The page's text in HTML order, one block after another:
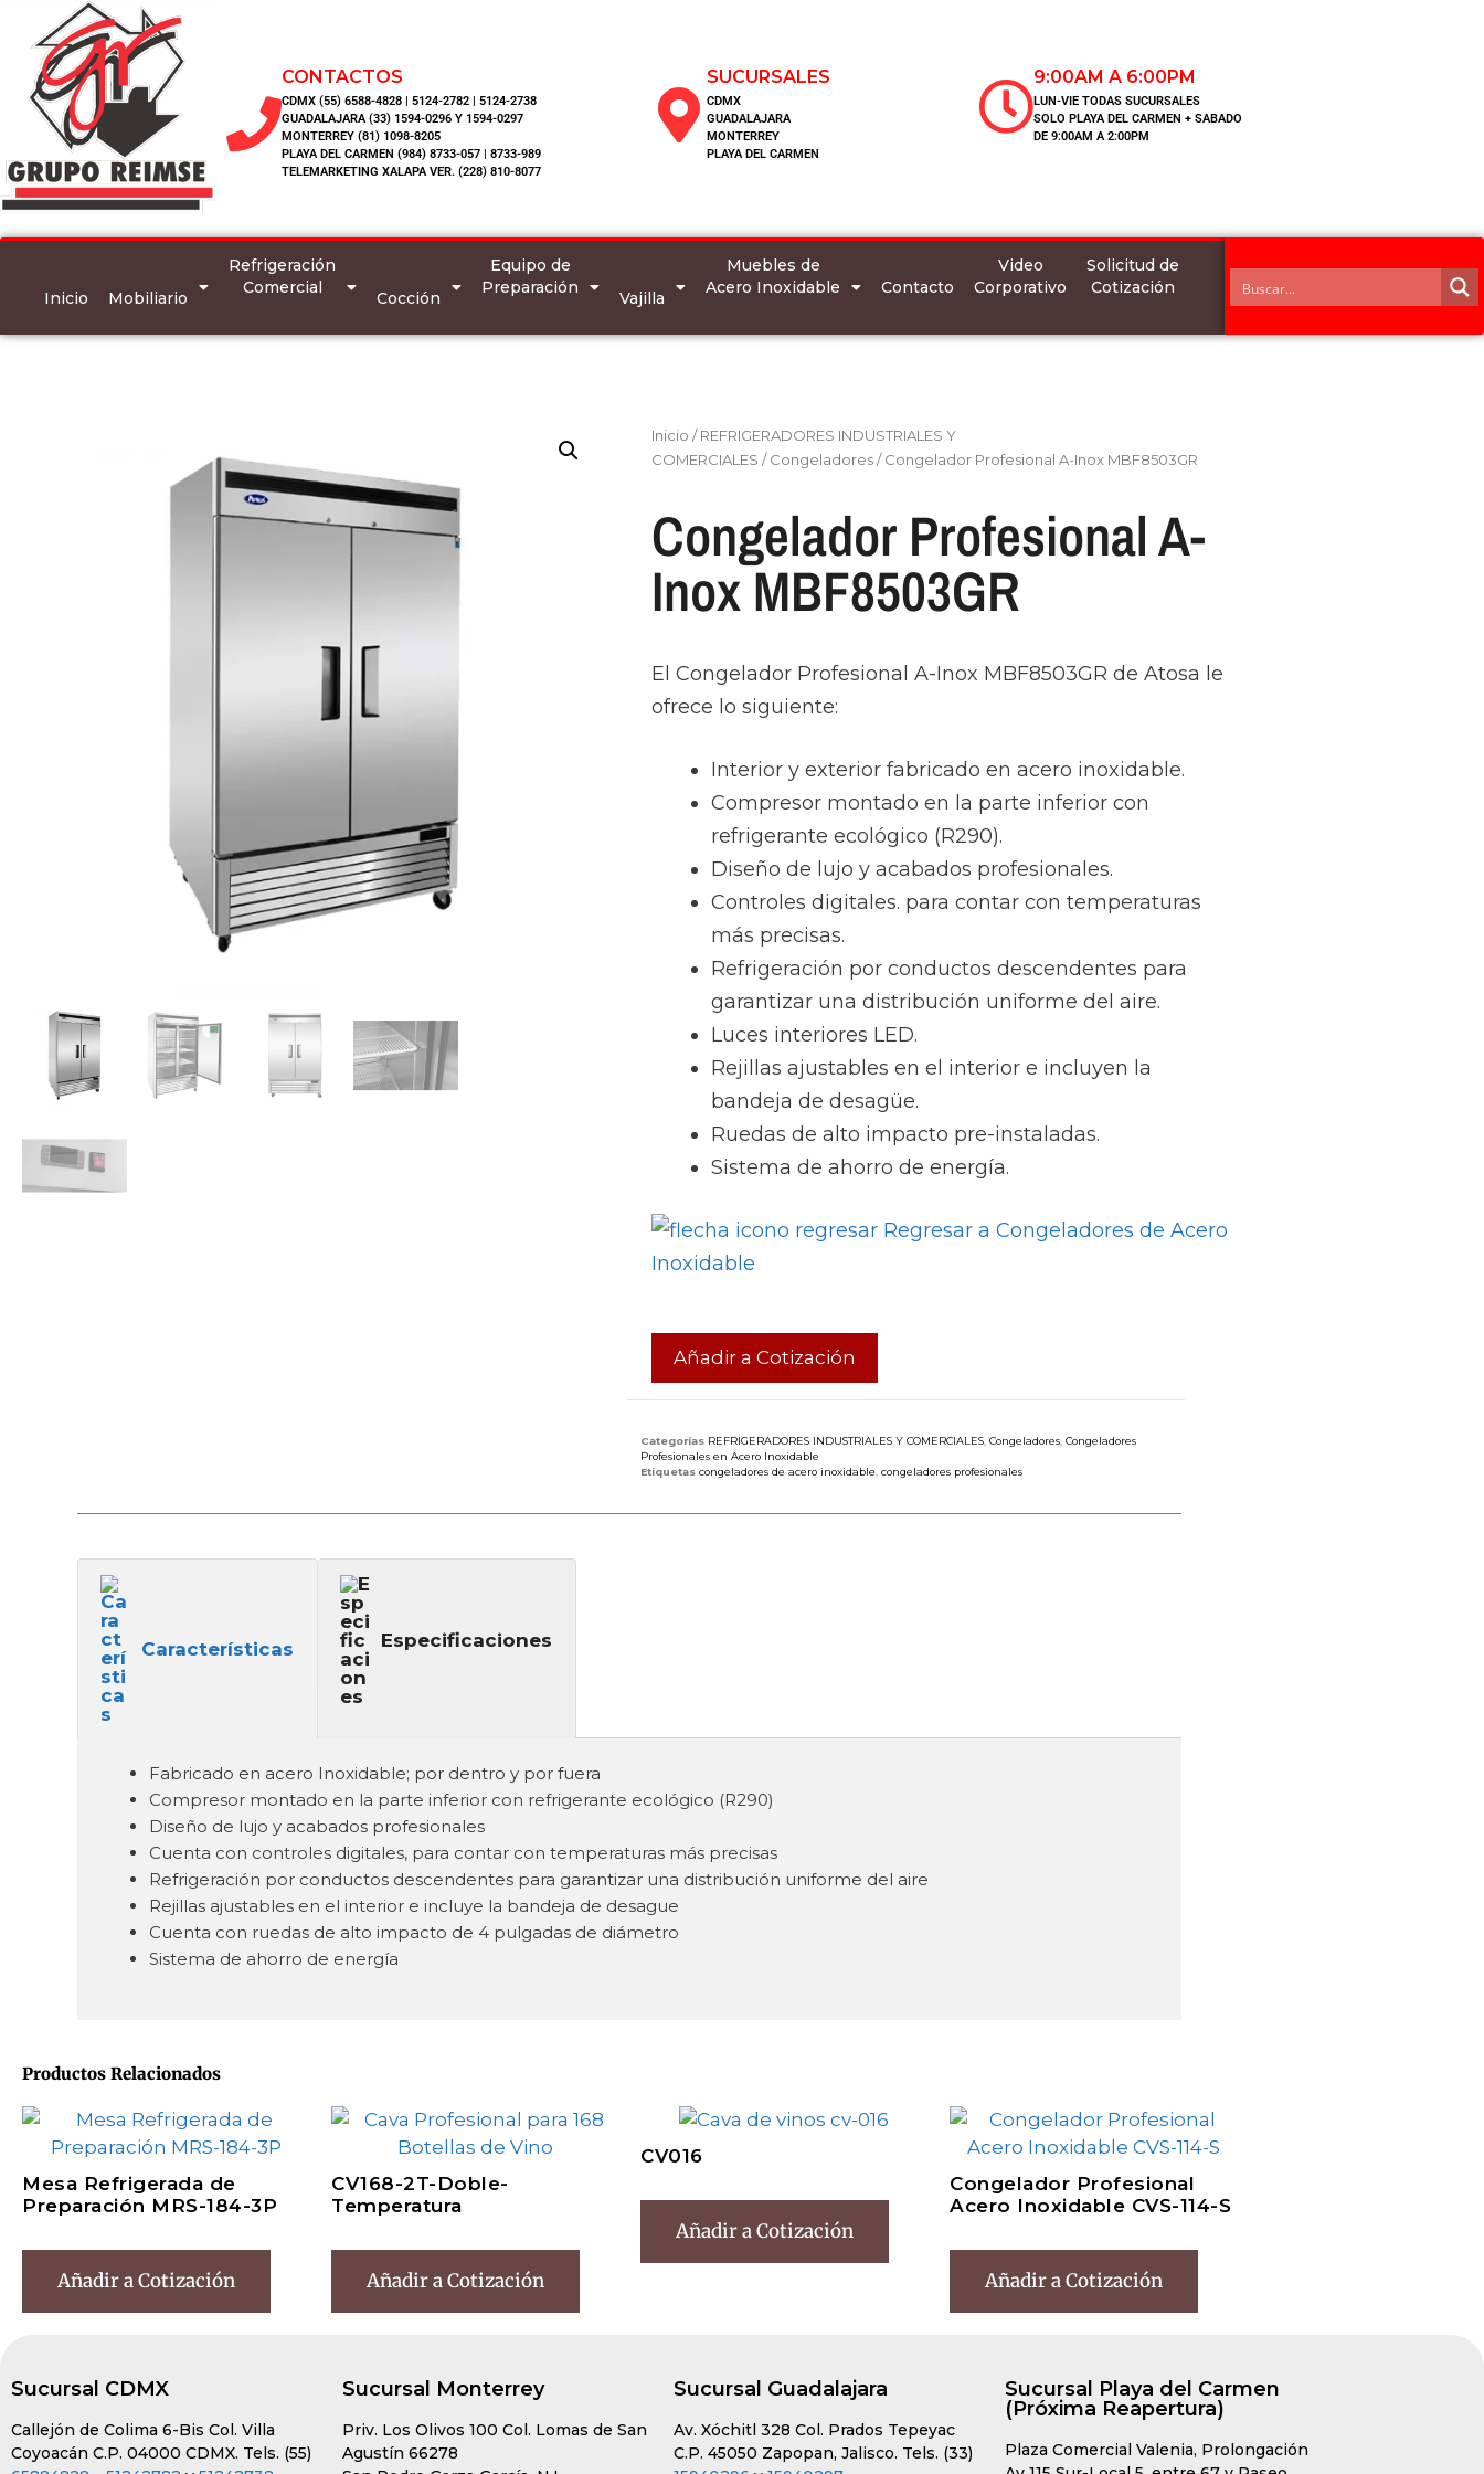
CONTACTOS
CDMX (55) 6588-4828 | 5124-2782 | 5124-2738
GUADALAJARA (33) 1594-0296 Y 1594-0297
MONTERREY (81) 1098-8205
PLAYA DEL CARMEN (984) 8733-057 | 8733-989
TELEMARKETING XALAPA VER. (228) 810-8077
SUCURSALES
CDMX
GUADALAJARA
MONTERREY
PLAYA DEL CARMEN
9:00AM A 6:00PM
LUN-VIE TODAS SUCURSALES
SOLO PLAYA DEL CARMEN + SABADO
DE 9:00AM A 2:00PM
Inicio Mobiliario
Refrigeración
Comercial
Cocción
Equipo de
Preparación
Vajilla
Muebles de
Acero Inoxidable
Contacto
Video
Corporativo
Solicitud de
Cotización
Inicio /REFRIGERADORES INDUSTRIALES Y
COMERCIALES /Congeladores/ Congelador Profesional A-Inox MBF8503GR
Congelador Profesional A-
Inox MBF8503GR
El Congelador Profesional A-Inox MBF8503GR de Atosa le
ofrece lo siguiente:
Interior y exterior fabricado en acero inoxidable.
Compresor montado en la parte inferior con
refrigerante ecológico (R290).
Diseño de lujo y acabados profesionales.
Controles digitales. para contar con temperaturas
más precisas.
Refrigeración por conductos descendentes para
garantizar una distribución uniforme del aire.
Luces interiores LED.
Rejillas ajustables en el interior e incluyen la
bandeja de desagüe.
Ruedas de alto impacto pre-instaladas.
Sistema de ahorro de energía.
Regresar a Congeladores de Acero
Inoxidable
Añadir a Cotización
Categorías REFRIGERADORES INDUSTRIALES Y COMERCIALES Congeladores Congeladores
Profesionales en Acero Inoxidable
Etiquetas congeladores de acero inoxidable congeladores profesionales
Características Especificaciones
Fabricado en acero Inoxidable; por dentro y por fuera
Compresor montado en la parte inferior con refrigerante ecológico (R290)
Diseño de lujo y acabados profesionales
Cuenta con controles digitales, para contar con temperaturas más precisas
Refrigeración por conductos descendentes para garantizar una distribución uniforme del aire
Rejillas ajustables en el interior e incluye la bandeja de desague
Cuenta con ruedas de alto impacto de 4 pulgadas de diámetro
Sistema de ahorro de energía
Productos Relacionados
Mesa Refrigerada de
Preparación MRS-184-3P
Añadir a Cotización
CV168-2T-Doble-
Temperatura
Añadir a Cotización
CV016
Añadir a Cotización
Congelador Profesional
Acero Inoxidable CVS-114-S
Añadir a Cotización
Sucursal CDMX
Callejón de Colima 6-Bis Col. Villa
Coyoacán C.P. 04000 CDMX. Tels. (55)
Sucursal Monterrey
Priv. Los Olivos 100 Col. Lomas de San
Agustín 66278
Sucursal Guadalajara
Av. Xóchitl 328 Col. Prados Tepeyac
C.P. 45050 Zapopan, Jalisco. Tels. (33)
Sucursal Playa del Carmen
(Próxima Reapertura)
Plaza Comercial Valenia, Prolongación